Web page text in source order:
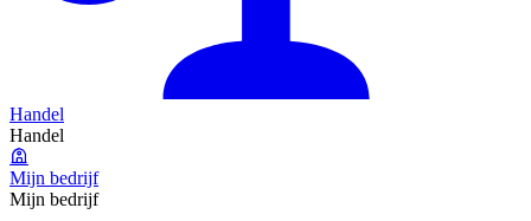
Handel
Handel
Mijn bedrijf
Mijn bedrijf